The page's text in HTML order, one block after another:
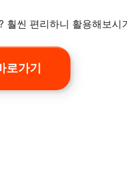
훨씬 편리하니 활용해보시
로가기